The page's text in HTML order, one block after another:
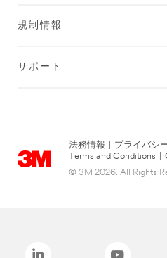
規制情報
サポート
法務情報 プライバシ
Terms and Conditions
© 3M 2026. All Rights